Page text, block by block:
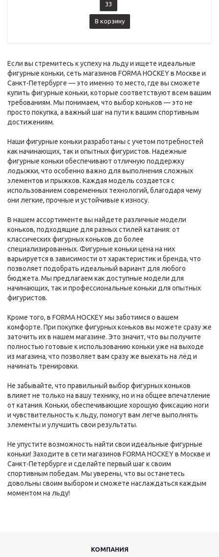
33
В корзину
Если вы стремитесь к успеху на льду и ищете идеальные
фигурные коньки, сеть магазинов FORMA HOCKEY в Москве и
Санкт-Петербурге — это именно то место, где вы сможете
купить фигурные коньки, которые соответствуют всем вашим
требованиям. Мы понимаем, что выбор коньков — это не
просто покупка, а важный шаг на пути к вашим спортивным
достижениям.
Наши фигурные коньки разработаны с учетом потребностей
как начинающих, так и опытных фигуристов. Надежные
фигурные коньки обеспечивают отличную поддержку
лодыжки, что особенно важно для выполнения сложных
элементов и прыжков. Каждая модель создается с
использованием современных технологий, благодаря чему
они легкие, прочные и устойчивые к износу.
В нашем ассортименте вы найдете различные модели
коньков, подходящие для разных стилей катания: от
классических фигурных коньков до более
специализированных. Фигурные коньки цена на них
варьируется в зависимости от характеристик и бренда, что
позволяет подобрать идеальный вариант для любого
бюджета. Мы предлагаем как доступные модели для
начинающих, так и профессиональные коньки для опытных
фигуристов.
Кроме того, в FORMA HOCKEY мы заботимся о вашем
комфорте. При покупке фигурных коньков вы можете сразу же
заточить их в нашем магазине. Это значит, что вы получите
полностью готовые к использованию коньки уже на выходе
из магазина, что позволяет вам сразу же выехать на лёд и
начинать тренировки.
Не забывайте, что правильный выбор фигурных коньков
влияет не только на вашу технику, но и на общее впечатление
от катания. Коньки, обеспечивающие хорошую фиксацию ноги
и чувствительность к льду, помогут вам легче выполнять
элементы и улучшить свои результаты.
Не упустите возможность найти свои идеальные фигурные
коньки! Заходите в сети магазинов FORMA HOCKEY в Москве и
Санкт-Петербурге и сделайте первый шаг к своим
спортивным победам. Мы уверены, что вы останетесь
довольны своим выбором и сможете наслаждаться каждым
моментом на льду!
КОМПАНИЯ